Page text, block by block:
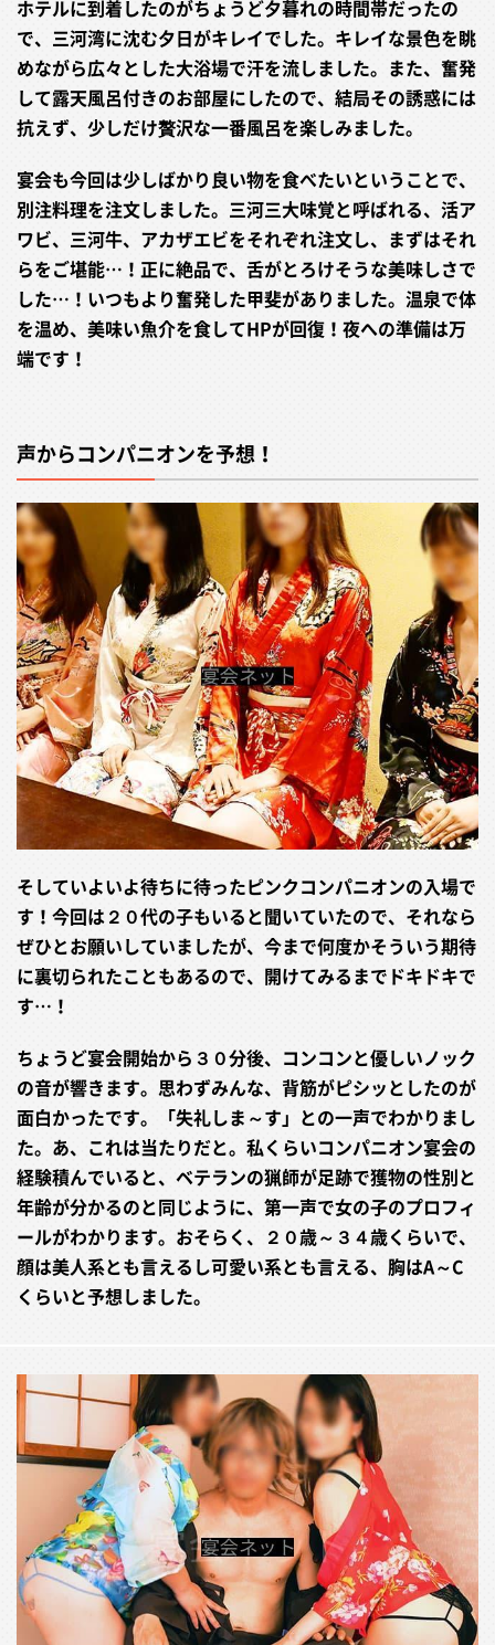
ホテルに到着したのがちょうど夕暮れの時間帯だったの
で、三河湾に沈む夕日がキレイでした。キレイな景色を眺
めながら広々とした大浴場で汗を流しました。また、奮発
して露天風呂付きのお部屋にしたので、結局その誘惑には
抗えず、少しだけ贅沢な一番風呂を楽しみました。
宴会も今回は少しばかり良い物を食べたいということで、
別注料理を注文しました。三河三大味覚と呼ばれる、活ア
ワビ、三河牛、アカザエビをそれぞれ注文し、まずはそれ
らをご堪能…！正に絶品で、舌がとろけそうな美味しさで
した…！いつもより奮発した甲斐がありました。温泉で体
を温め、美味い魚介を食してHPが回復！夜への準備は万
端です！
声からコンパニオンを予想！
そしていよいよ待ちに待ったピンクコンパニオンの入場で
す！今回は２０代の子もいると聞いていたので、それなら
ぜひとお願いしていましたが、今まで何度かそういう期待
に裏切られたこともあるので、開けてみるまでドキドキで
す…！
ちょうど宴会開始から３０分後、コンコンと優しいノック
の音が響きます。思わずみんな、背筋がピシッとしたのが
面白かったです。「失礼しま～す」との一声でわかりまし
た。あ、これは当たりだと。私くらいコンパニオン宴会の
経験積んでいると、ベテランの猟師が足跡で獲物の性別と
年齢が分かるのと同じように、第一声で女の子のプロフィ
ールがわかります。おそらく、２０歳～３４歳くらいで、
顔は美人系とも言えるし可愛い系とも言える、胸はA～C
くらいと予想しました。